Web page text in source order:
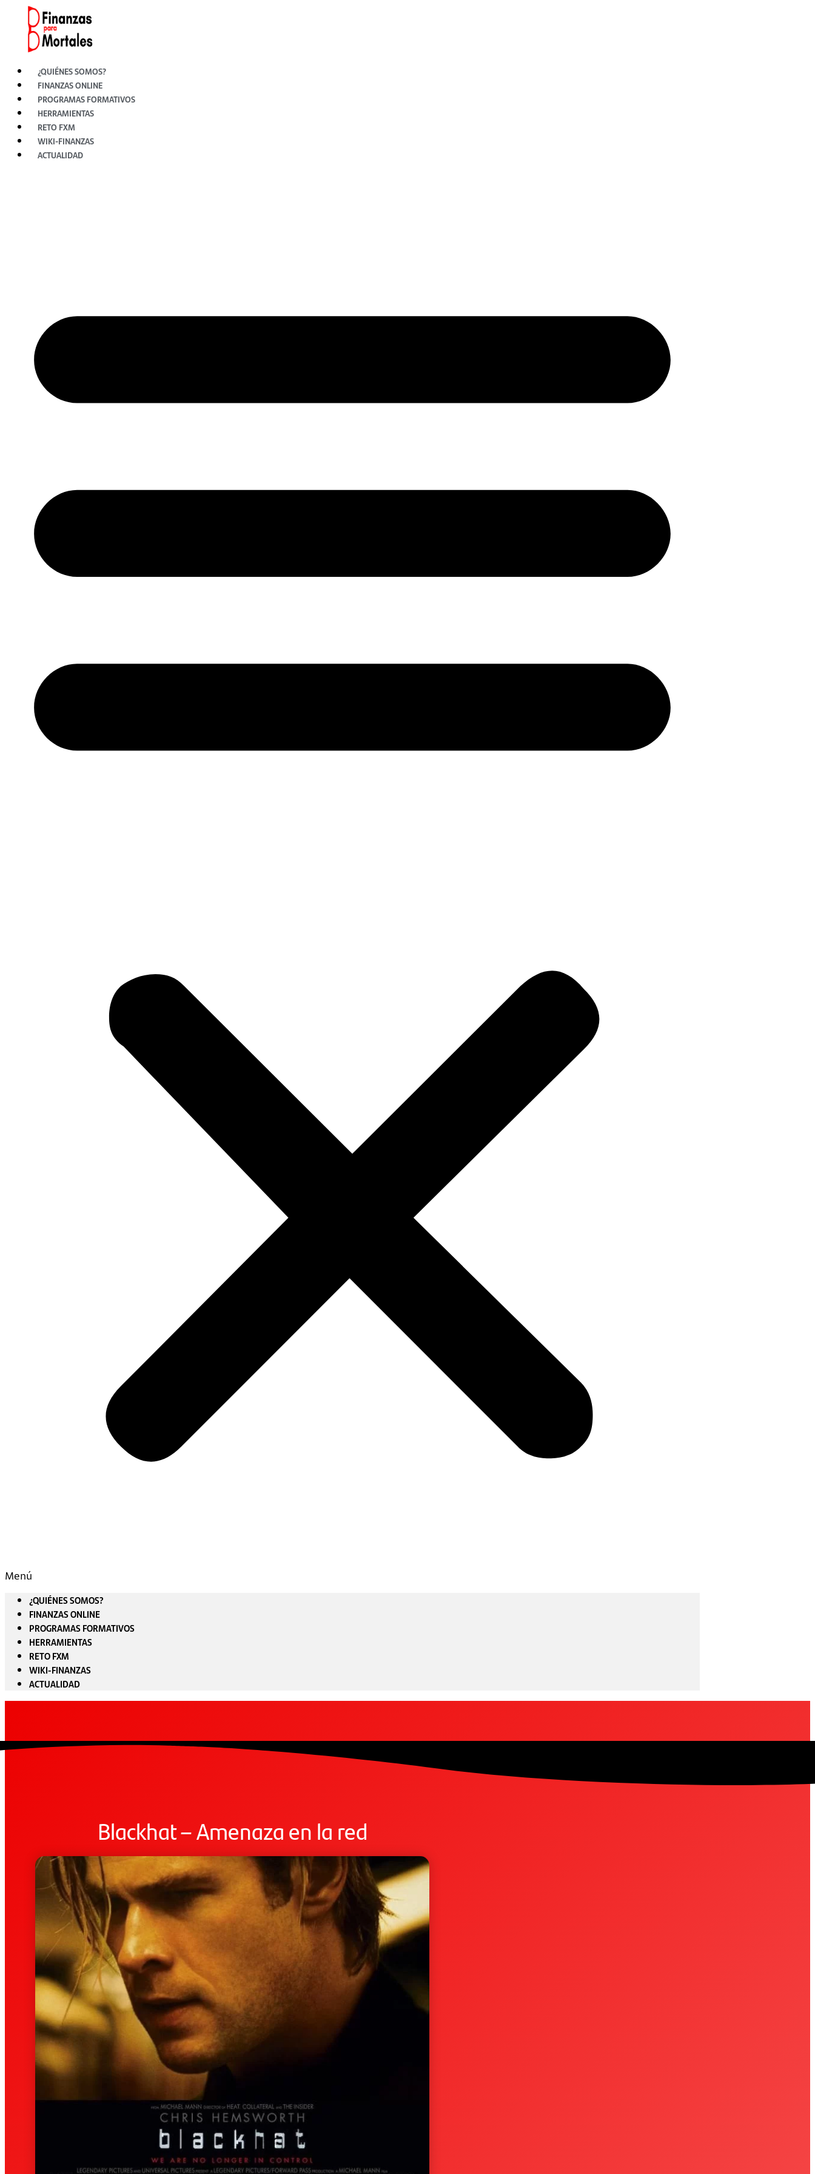
contenido
¿QUIÉNES SOMOS?
FINANZAS ONLINE
PROGRAMAS FORMATIVOS
HERRAMIENTAS
RETO FXM
WIKI-FINANZAS
ACTUALIDAD
Menú
¿QUIÉNES SOMOS?
FINANZAS ONLINE
PROGRAMAS FORMATIVOS
HERRAMIENTAS
RETO FXM
WIKI-FINANZAS
ACTUALIDAD
Blackhat – Amenaza en la red